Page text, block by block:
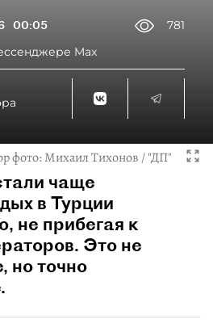
00:05
781
Max
фото:Михаил Тихонов / "ДП"
чаще
в Турции
не прибегая к
Это не
но точно